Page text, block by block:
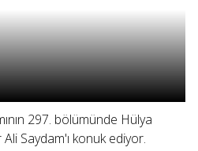
297. bölümünde Hülya
Saydam'ı konuk ediyor.